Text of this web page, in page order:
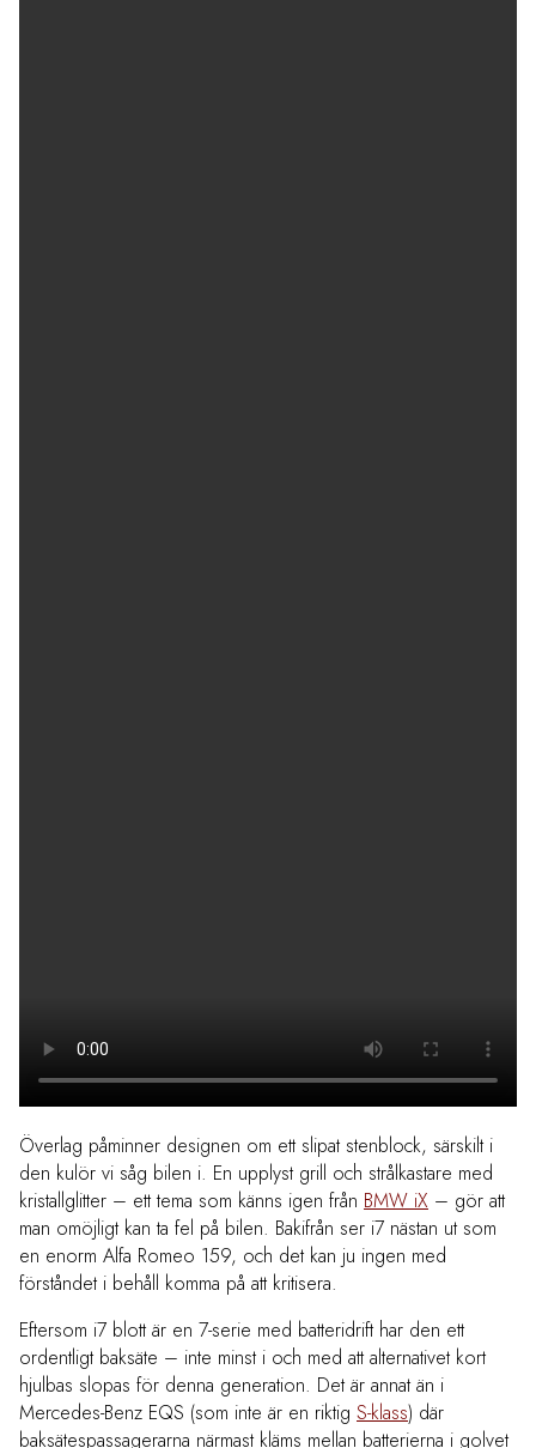
Överlag påminner designen om ett slipat stenblock, särskilt i
den kulör vi såg bilen i. En upplyst grill och strålkastare med
kristallglitter – ett tema som känns igen från BMW iX – gör att
man omöjligt kan ta fel på bilen. Bakifrån ser i7 nästan ut som
en enorm Alfa Romeo 159, och det kan ju ingen med
förståndet i behåll komma på att kritisera.
Eftersom i7 blott är en 7-serie med batteridrift har den ett
ordentligt baksäte – inte minst i och med att alternativet kort
hjulbas slopas för denna generation. Det är annat än i
Mercedes-Benz EQS (som inte är en riktig S-klass) där
baksätespassagerarna närmast kläms mellan batterierna i golvet